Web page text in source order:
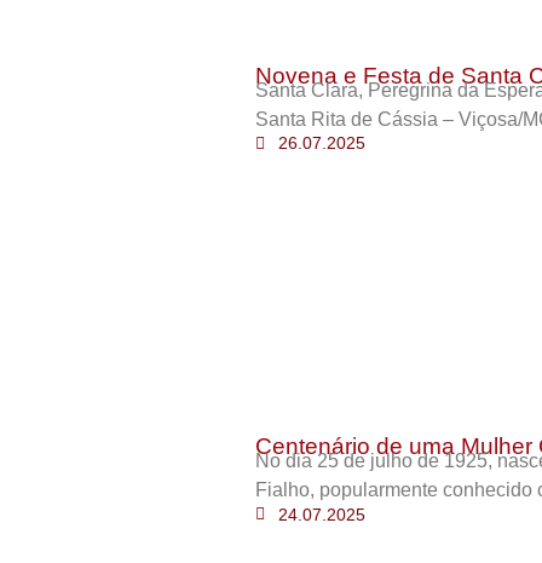
Novena e Festa de Santa
Santa Clara, Peregrina da
Santa Rita de Cássia – Viçosa/
26.07.2025
Centenário de uma Mulher
No dia 25 de julho de 1925,
Fialho, popularmente conhecido
24.07.2025